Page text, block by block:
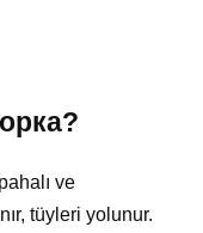
ve
tüyleri yolunur.